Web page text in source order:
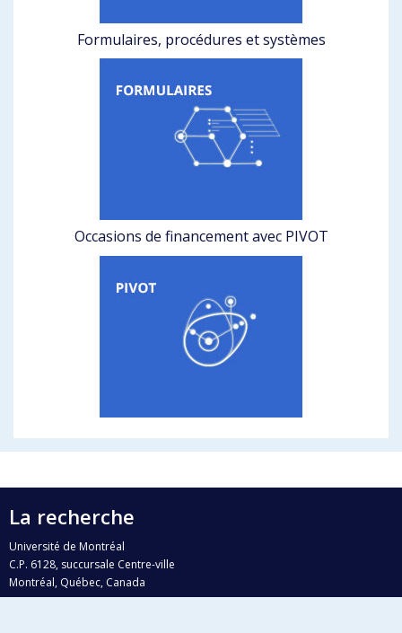
Formulaires, procédures et systèmes
Occasions de financement avec PIVOT
La recherche
Université de Montréal
C.P. 6128, succursale Centre-ville
Montréal, Québec, Canada
H3C 3J7